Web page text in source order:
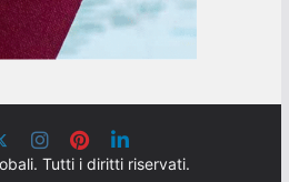
Tutti i diritti riservati.